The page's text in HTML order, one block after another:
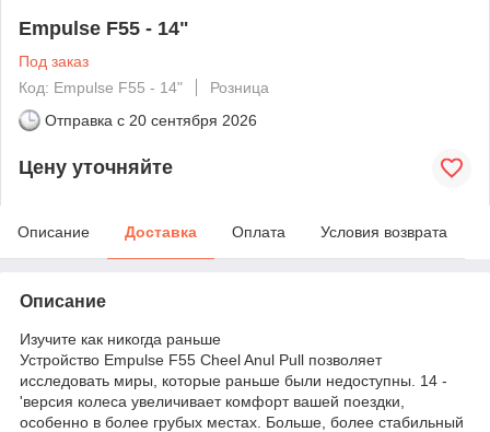
Empulse F55 - 14"
Под заказ
Код: Empulse F55 - 14"
Розница
Отправка с 20 сентября 2026
Цену уточняйте
Описание Доставка Оплата Условия возврата
Описание
Изучите как никогда раньше
Устройство Empulse F55 Cheel Anul Pull позволяет
исследовать миры, которые раньше были недоступны. 14 -
'версия колеса увеличивает комфорт вашей поездки,
особенно в более грубых местах. Больше, более стабильный